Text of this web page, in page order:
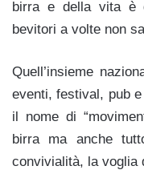
birra e della vita è
bevitori a volte non
Quell’insieme
eventi, festival, pub
il nome di
birra ma anche
convivialità, la voglia